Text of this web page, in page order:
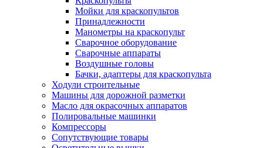
Мойки для краскопультов
Принадлежности
Манометры на краскопульт
Сварочное оборудование
Сварочные аппараты
Воздушные головы
Бачки, адаптеры для краскопульта
Ходули строительные
Машины для дорожной разметки
Масло для окрасочных аппаратов
Полировальные машинки
Компрессоры
Сопутствующие товары